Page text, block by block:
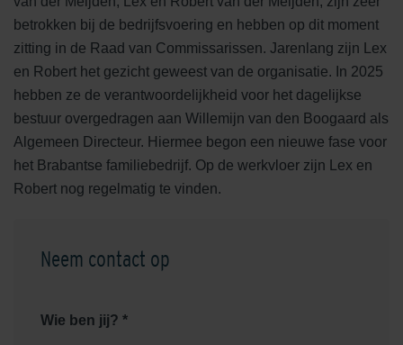
betrokken bij de bedrijfsvoering en hebben op dit moment
zitting in de Raad van Commissarissen. Jarenlang zijn Lex
en Robert het gezicht geweest van de organisatie. In 2025
hebben ze de verantwoordelijkheid voor het dagelijkse
bestuur overgedragen aan Willemijn van den Boogaard als
Algemeen Directeur. Hiermee begon een nieuwe fase voor
het Brabantse familiebedrijf. Op de werkvloer zijn Lex en
Robert nog regelmatig te vinden.
Neem contact op
Wie ben jij? *